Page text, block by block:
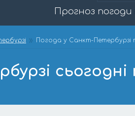
Прогноз погоди
Погода у Санкт-Петербурзі